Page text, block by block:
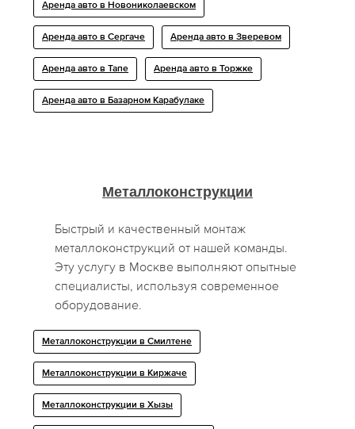
Аренда авто в Новониколаевском
Аренда авто в Сергаче Аренда авто в Зверевом
Аренда авто в Тапе Аренда авто в Торжке
Аренда авто в Базарном Карабулаке
Металлоконструкции
Быстрый и качественный монтаж
металлоконструкций от нашей команды.
Эту услугу в Москве выполняют опытные
специалисты, используя современное
оборудование.
Металлоконструкции в Смилтене
Металлоконструкции в Киржаче
Металлоконструкции в Хызы